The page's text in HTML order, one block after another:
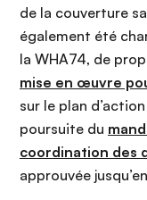
de la couverture
également été
la WHA74, de
mise en œuvre
sur le plan
poursuite du
coordination des
approuvée